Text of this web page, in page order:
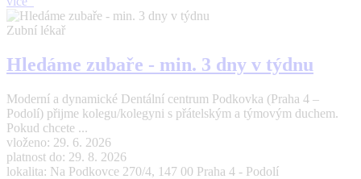
Zubní lékař
Hledáme zubaře - min. 3 dny v týdnu
Moderní a dynamické Dentální centrum Podkovka (Praha 4 –
Podolí) přijme kolegu/kolegyni s přátelským a týmovým duchem.
Pokud chcete ...
vloženo: 29. 6. 2026
platnost do: 29. 8. 2026
lokalita: Na Podkovce 270/4, 147 00 Praha 4 - Podolí